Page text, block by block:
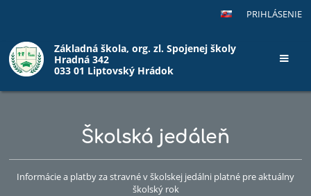
PRIHLÁSENIE
Základná škola, org. zl. Spojenej školy
Hradná 342
033 01 Liptovský Hrádok
Školská jedáleň
Informácie a platby za stravné v školskej jedálni platné pre aktuálny
školský rok